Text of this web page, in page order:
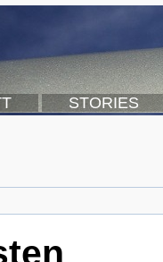
STORIES